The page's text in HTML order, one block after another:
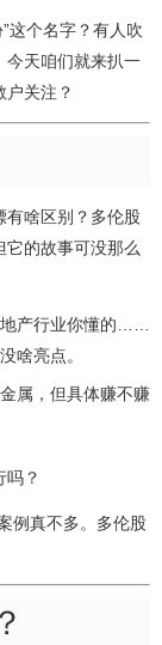
这个名字？有人吹
今天咱们就来扒一
户关注？
有啥区别？多伦股
它的故事可没那么
产行业你懂的……
啥亮点。
属，但具体赚不赚
吗？
例真不多。多伦股